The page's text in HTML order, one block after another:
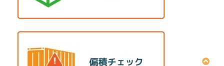
荷姿強度の設定方法
オーダーNoの設定方法
手積みプログラムの構成
3D表示画面